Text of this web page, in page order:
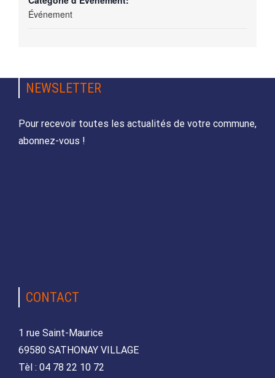
Événement
NEWSLETTER
Pour recevoir toutes les actualités de votre commune,
abonnez-vous !
CONTACT
1 rue Saint-Maurice
69580 SATHONAY VILLAGE
Tèl : 04 78 22 10 72